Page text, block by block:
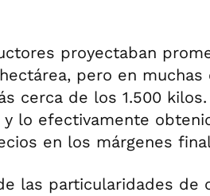
proyectaban
pero en
cerca de los 1.500
y lo efectivamente
en los márgenes
las particularidades de